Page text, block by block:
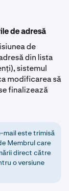
de adresă
de
din lista
sistemul
modificarea să
finalizează
mail este trimisă
Membrul care
direct către
o versiune